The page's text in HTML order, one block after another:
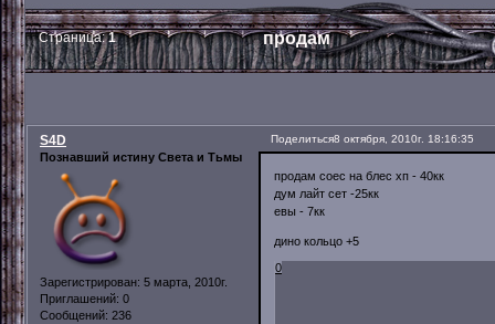
продам
Страница:1
Поделиться8 октября, 2010г. 18:16:35
S4D
Познавший истину Света и Тьмы
Зарегистрирован: 5 марта, 2010г.
Приглашений: 0
Сообщений: 236
продам соес на блес хп - 40кк
дум лайт сет -25кк
евы - 7кк
дино кольцо +5
0